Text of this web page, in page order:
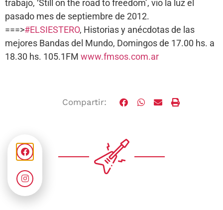
trabajo, ‘Still on the road to freedom’, vio la luz el
pasado mes de septiembre de 2012.
===>#ELSIESTERO, Historias y anécdotas de las
mejores Bandas del Mundo, Domingos de 17.00 hs. a
18.30 hs. 105.1FM www.fmsos.com.ar
Compartir: